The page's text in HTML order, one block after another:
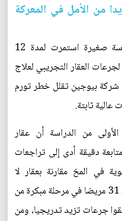
من الأمل في المعركة
أظهرت نتائج مؤقتة لدراسة صغيرة استمرت لمدة 12
العقار التجريبي لعلاج
شركة بيوجين تقلل خطر تورم
عالية ثابتة.
من الدراسة أن عقار
دقيقة أدى إلى تراجعات
في المخ مقارنة بعقار لا
يحتوي على مادة فعالة لدى 31 مريضا في مرحلة مبكرة من
جرعات تزيد تدريجيا، ومن